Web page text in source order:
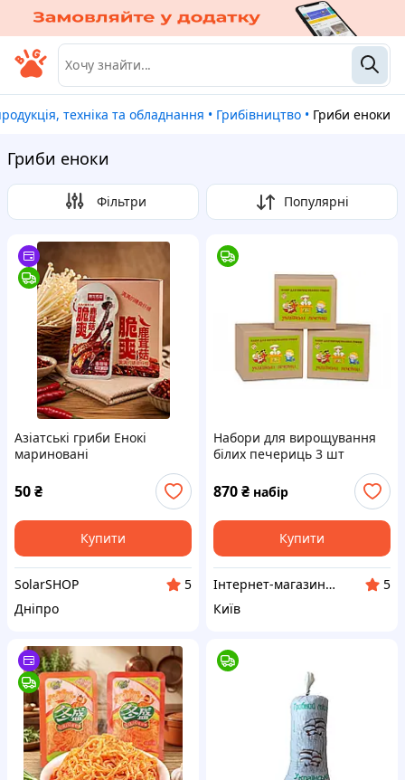
техніка та обладнання • Грибівництво • Гриби еноки
Гриби еноки
Фільтри Популярні
Азіатські гриби Енокі
мариновані
50₴
Купити
SolarSHOP
5
Дніпро
Набори для вирощування
білих печериць 3 шт
870₴ набір
Купити
Інтернет-магазин "Грибник"
5
Київ